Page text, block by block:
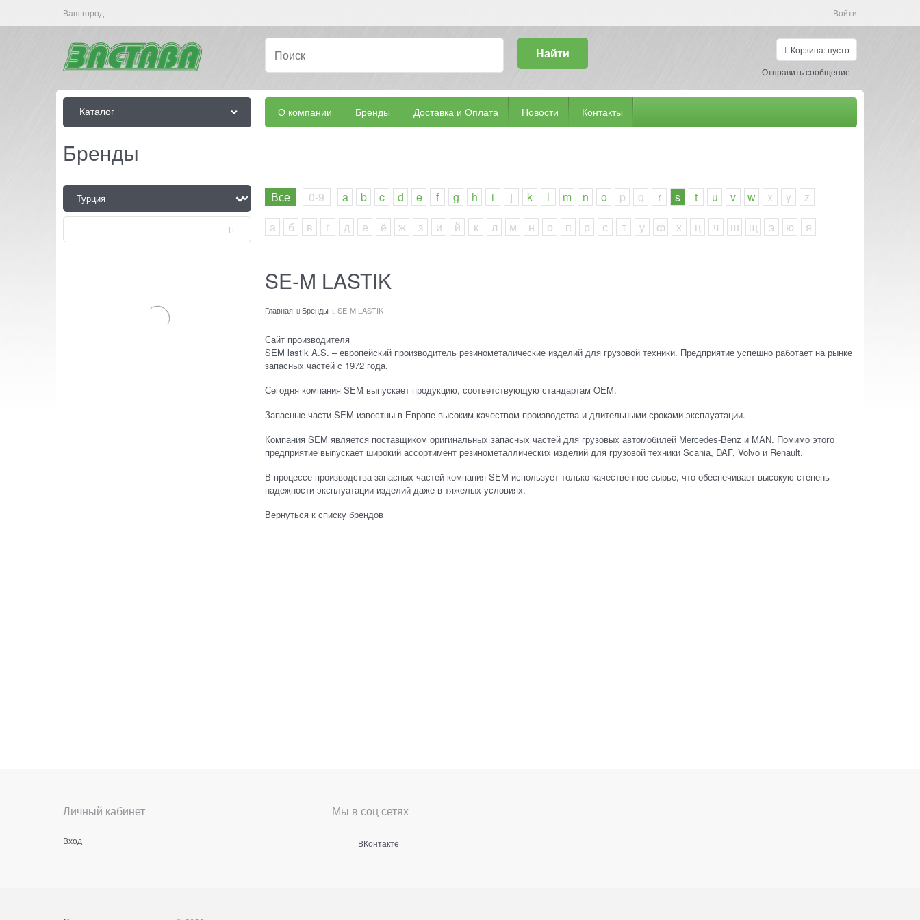
Ваш город: Войти
Найти Корзина:пусто
Отправить сообщение
Каталог О компании Бренды Доставка и Оплата Новости Контакты
Бренды
Все 0-9 a b c d e f g h i j k l m n o p q r s t u v w x y
z
а
б в г д е ё ж з и й к л м н о п р с т у ф х ц ч ш щ э ю я
SE-M LASTIK
Главная Бренды SE-M LASTIK
Сайт производителя
SEM lastik A.S. – европейский производитель резинометалические изделий для грузовой техники. Предприятие успешно работает на рынке
запасных частей с 1972 года.
Сегодня компания SEM выпускает продукцию, соответствующую стандартам OEM.
Запасные части SEM известны в Европе высоким качеством производства и длительными сроками эксплуатации.
Компания SEM является поставщиком оригинальных запасных частей для грузовых автомобилей Mercedes-Benz и MAN. Помимо этого
предприятие выпускает широкий ассортимент резинометаллических изделий для грузовой техники Scania, DAF, Volvo и Renault.
В процессе производства запасных частей компания SEM использует только качественное сырье, что обеспечивает высокую степень
надежности эксплуатации изделий даже в тяжелых условиях.
Вернуться к списку брендов
Личный кабинет
Вход
Мы в соц сетях
ВКонтакте